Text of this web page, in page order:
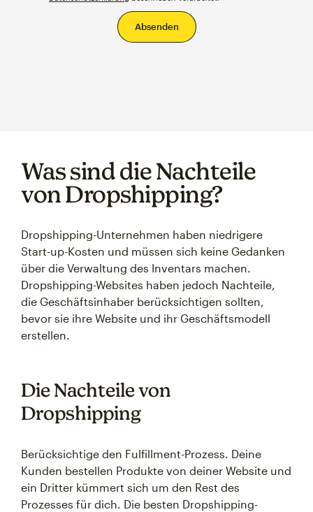
Was sind die Nachteile
von Dropshipping?
Dropshipping-Unternehmen haben niedrigere
Start-up-Kosten und müssen sich keine Gedanken
über die Verwaltung des Inventars machen.
Dropshipping-Websites haben jedoch Nachteile,
die Geschäftsinhaber berücksichtigen sollten,
bevor sie ihre Website und ihr Geschäftsmodell
erstellen.
Die Nachteile von
Dropshipping
Berücksichtige den Fulfillment-Prozess. Deine
Kunden bestellen Produkte von deiner Website und
ein Dritter kümmert sich um den Rest des
Prozesses für dich. Die besten Dropshipping-